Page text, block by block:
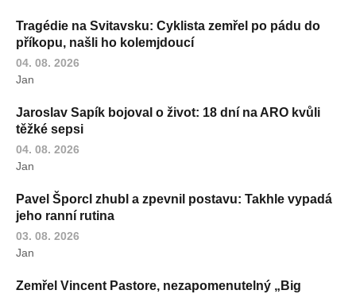
Tragédie na Svitavsku: Cyklista zemřel po pádu do
příkopu, našli ho kolemjdoucí
04. 08. 2026
Jan
Jaroslav Sapík bojoval o život: 18 dní na ARO kvůli
těžké sepsi
04. 08. 2026
Jan
Pavel Šporcl zhubl a zpevnil postavu: Takhle vypadá
jeho ranní rutina
03. 08. 2026
Jan
Zemřel Vincent Pastore, nezapomenutelný „Big